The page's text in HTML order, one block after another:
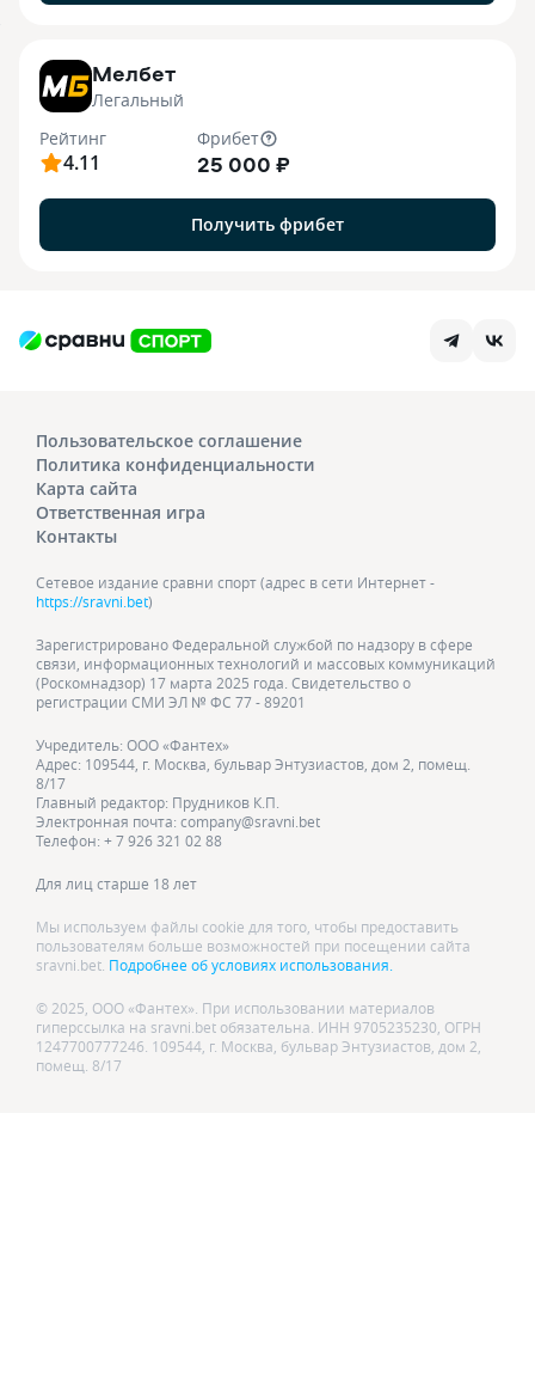
Мелбет
Легальный
Рейтинг
4.11
Фрибет
25 000 ₽
Получить фрибет
Пользовательское соглашение
Политика конфиденциальности
Карта сайта
Ответственная игра
Контакты
Сетевое издание сравни спорт (адрес в сети Интернет -
https://sravni.bet)
Зарегистрировано Федеральной службой по надзору в сфере
связи, информационных технологий и массовых коммуникаций
(Роскомнадзор) 17 марта 2025 года. Свидетельство о
регистрации СМИ ЭЛ № ФС 77 - 89201
Учредитель: ООО «Фантех»
Адрес: 109544, г. Москва, бульвар Энтузиастов, дом 2, помещ.
8/17
Главный редактор: Прудников К.П.
Электронная почта: company@sravni.bet
Телефон: + 7 926 321 02 88
Для лиц старше 18 лет
Мы используем файлы cookie для того, чтобы предоставить
пользователям больше возможностей при посещении сайта
sravni.bet. Подробнее об условиях использования.
© 2025, ООО «Фантех». При использовании материалов
гиперссылка на sravni.bet обязательна. ИНН 9705235230, ОГРН
1247700777246. 109544, г. Москва, бульвар Энтузиастов, дом 2,
помещ. 8/17